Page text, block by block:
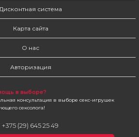
система
Карта сайта
О нас
Авторизация
в выборе?
консультация в выборе секс-игрушек
сексолога!
+375 (29) 645 25 49